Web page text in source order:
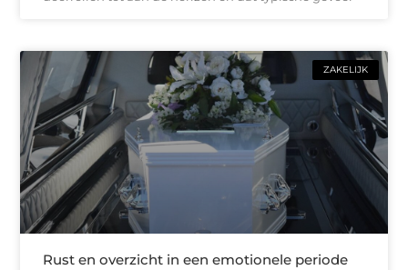
ZAKELIJK
Rust en overzicht in een emotionele periode